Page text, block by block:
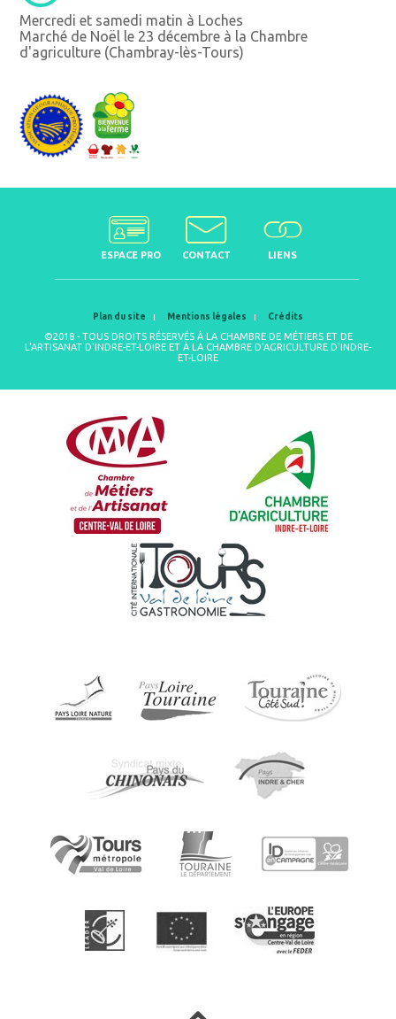
Mercredi et samedi matin à Loches
Marché de Noël le 23 décembre à la Chambre
d'agriculture (Chambray-lès-Tours)
ESPACE PRO CONTACT LIENS
Plan du site Mentions légales Crédits
©2018 - TOUS DROITS RÉSERVÉS À LA CHAMBRE DE MÉTIERS ET DE
L'ARTISANAT D'INDRE-ET-LOIRE ET À LA CHAMBRE D'AGRICULTURE D'INDRE-
ET-LOIRE